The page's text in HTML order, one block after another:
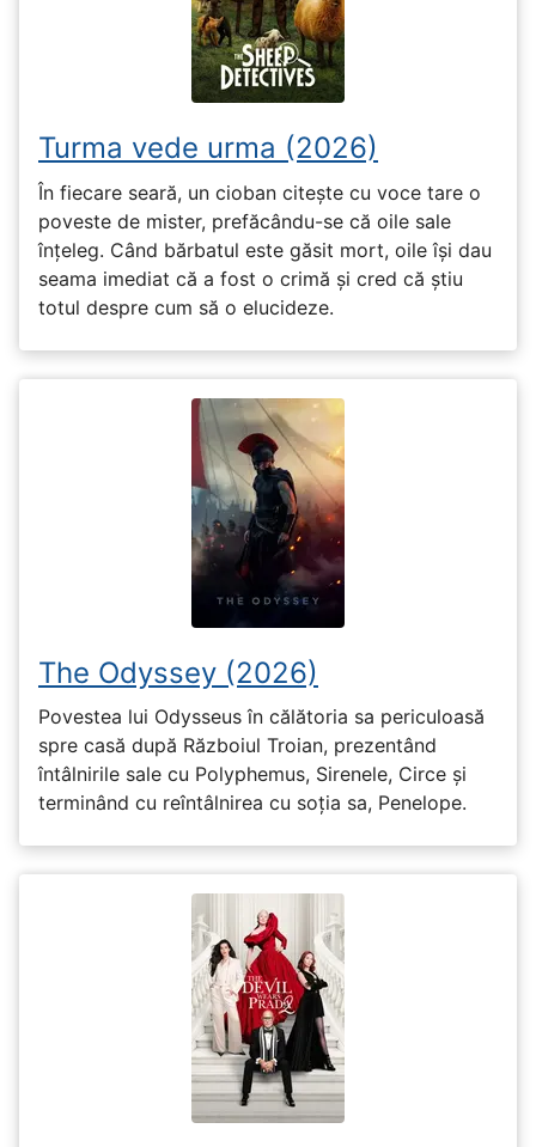
Turma vede urma (2026)
În fiecare seară, un cioban citește cu voce tare o
poveste de mister, prefăcându-se că oile sale
înțeleg. Când bărbatul este găsit mort, oile își dau
seama imediat că a fost o crimă și cred că știu
totul despre cum să o elucideze.
The Odyssey (2026)
Povestea lui Odysseus în călătoria sa periculoasă
spre casă după Războiul Troian, prezentând
întâlnirile sale cu Polyphemus, Sirenele, Circe și
terminând cu reîntâlnirea cu soția sa, Penelope.